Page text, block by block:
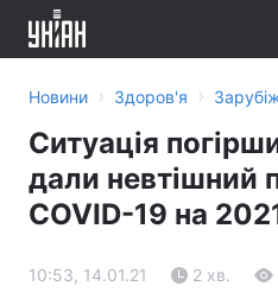
Новини › Здоров'я ›
Ситуація
дали невтішний
COVID-19 на
10:53, 14.01.21 2 хв.